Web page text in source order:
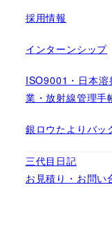
採用情報
インターンシップ
ISO9001・日本溶
業・放射線管理手
銀ロウたよりバッ
三代目日記
お見積り・お問い